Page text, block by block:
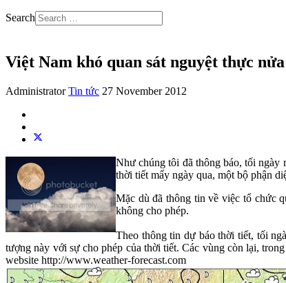
Search
Việt Nam khó quan sát nguyệt thực
Administrator Tin tức 27 November 2012
Như chúng tôi đã thông báo, tối ngày
thời tiết mấy ngày qua, một bộ phận
Mặc dù đã thông tin về việc tổ chức
không cho phép.
Theo thông tin dự báo thời tiết, tối
tượng này với sự cho phép của thời tiết. Các vùng còn lại,
website http://www.weather-forecast.com